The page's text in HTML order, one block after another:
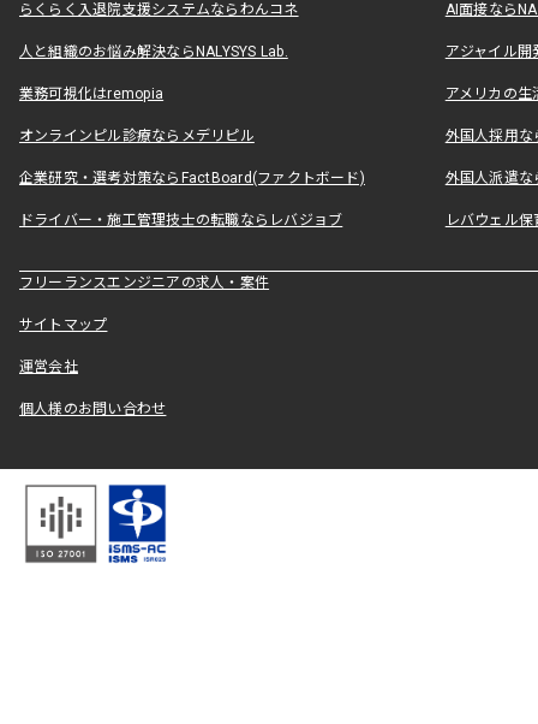
らくらく入退院支援システムならわんコネ AI面接なら
人と組織のお悩み解決ならNALYSYS Lab. アジャイル
業務可視化はremopia アメリカの
オンラインピル診療ならメデリピル 外国人採用
企業研究・選考対策ならFactBoard(ファクトボード) 外国人派遣な
ドライバー・施工管理技士の転職ならレバジョブ レバウェル
フリーランスエンジニアの求人・案件
サイトマップ
運営会社
個人様のお問い合わせ